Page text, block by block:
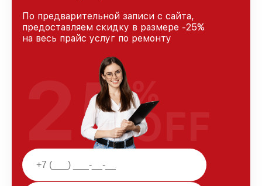
По предварительной записи с сайта,
предоставляем скидку в размере -25%
на весь прайс услуг по ремонту
25%
OFF